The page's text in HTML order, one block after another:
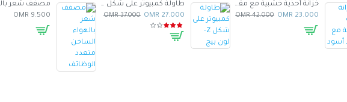
خزانة أحذية خشبية مع مقعد أسود
23.000 OMR
42.000 OMR
طاولة كمبيوتر على شكل Z- لون بيج
27.000 OMR
37.000 OMR
9.500 OMR